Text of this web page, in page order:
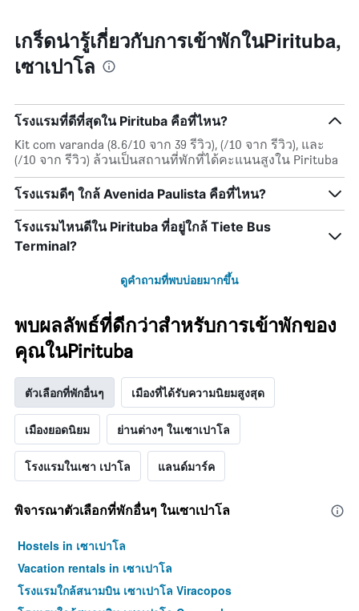
เกร็ดน่ารู้เกี่ยวกับการเข้าพักในPirituba,
เซาเปาโล
โรงแรมที่ดีที่สุดใน Pirituba คือที่ไหน?
Kit com varanda (8.6/10 จาก 39 รีวิว), (/10 จาก รีวิว), และ
(/10 จาก รีวิว) ล้วนเป็นสถานที่พักที่ได้คะแนนสูงใน Pirituba
โรงแรมดีๆ ใกล้ Avenida Paulista คือที่ไหน?
โรงแรมไหนดีใน Pirituba ที่อยู่ใกล้ Tiete Bus
Terminal?
ดูคำถามที่พบบ่อยมากขึ้น
พบผลลัพธ์ที่ดีกว่าสำหรับการเข้าพักของ
คุณในPirituba
ตัวเลือกที่พักอื่นๆ เมืองที่ได้รับความนิยมสูงสุด
เมืองยอดนิยม ย่านต่างๆ ในเซาเปาโล
โรงแรมในเซา เปาโล แลนด์มาร์ค
พิจารณาตัวเลือกที่พักอื่นๆ ในเซาเปาโล
Hostels in เซาเปาโล
Vacation rentals in เซาเปาโล
โรงแรมใกล้สนามบิน เซาเปาโล Viracopos